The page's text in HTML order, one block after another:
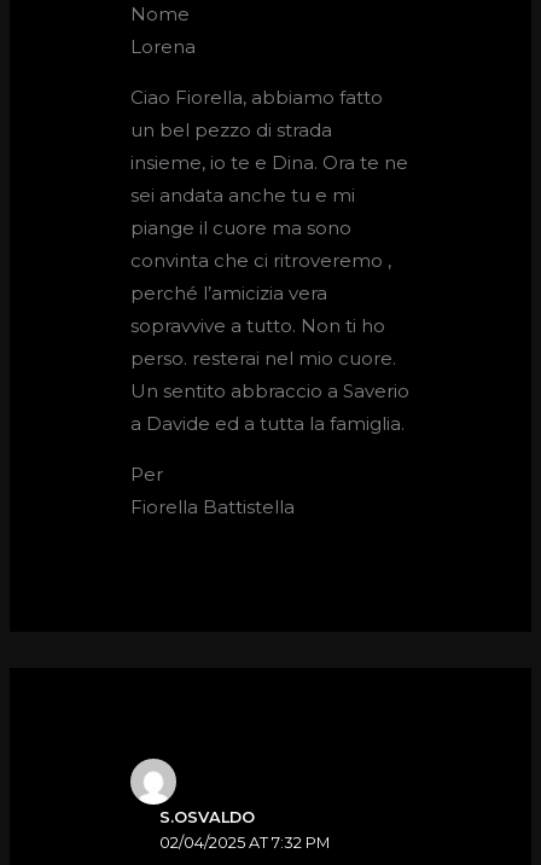
Nome
Lorena
Ciao Fiorella, abbiamo fatto
un bel pezzo di strada
insieme, io te e Dina. Ora te ne
sei andata anche tu e mi
piange il cuore ma sono
convinta che ci ritroveremo ,
perché l’amicizia vera
sopravvive a tutto. Non ti ho
perso. resterai nel mio cuore.
Un sentito abbraccio a Saverio
a Davide ed a tutta la famiglia.
Per
Fiorella Battistella
S.OSVALDO
02/04/2025 AT 7:32 PM